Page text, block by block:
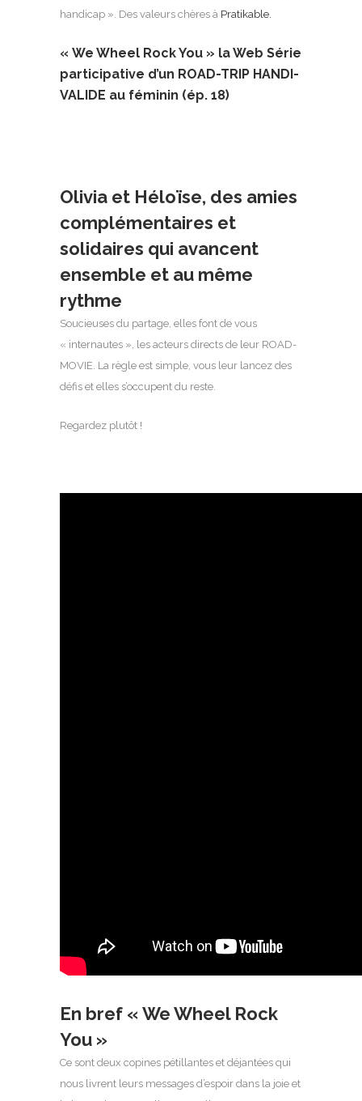
handicap ». Des valeurs chères à Pratikable.
« We Wheel Rock You » la Web Série
participative d’un ROAD-TRIP HANDI-
VALIDE au féminin (ép. 18)
Olivia et Héloïse, des amies
complémentaires et
solidaires qui avancent
ensemble et au même
rythme
Soucieuses du partage, elles font de vous
« internautes », les acteurs directs de leur ROAD-
MOVIE. La règle est simple, vous leur lancez des
défis et elles s’occupent du reste.
Regardez plutôt !
En bref « We Wheel Rock
You »
Ce sont deux copines pétillantes et déjantées qui
nous livrent leurs messages d’espoir dans la joie et